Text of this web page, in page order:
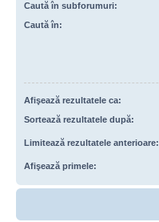
Caută în subforumuri:
Caută în:
Afişează rezultatele ca:
Sortează rezultatele după:
Limitează rezultatele anterioare:
Afişează primele: